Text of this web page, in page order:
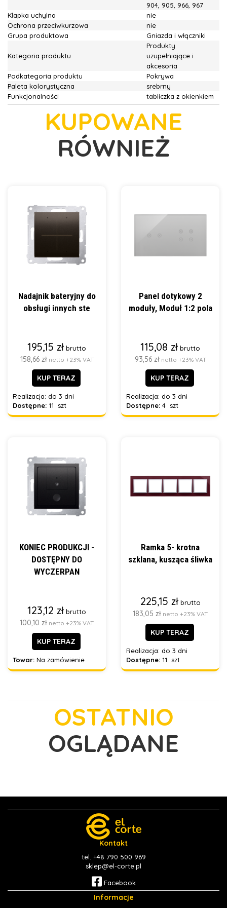
904, 905, 966, 967
Klapka uchylna
nie
Ochrona przeciwkurzowa
nie
Grupa produktowa
Gniazda i włączniki
Kategoria produktu
Produkty
uzupełniające i
akcesoria
Podkategoria produktu
Pokrywa
Paleta kolorystyczna
srebrny
Funkcjonalności
tabliczka z okienkiem
KUPOWANE
RÓWNIEŻ
Nadajnik bateryjny do
obsługi innych ste
195,15 zł brutto
158,66 zł netto +23% VAT
KUP TERAZ
Realizacja: do 3 dni
Dostępne: 11 szt
Panel dotykowy 2
moduły, Moduł 1:2 pola
115,08 zł brutto
93,56 zł netto +23% VAT
KUP TERAZ
Realizacja: do 3 dni
Dostępne:4 szt
KONIEC PRODUKCJI -
DOSTĘPNY DO
WYCZERPAN
123,12 zł brutto
100,10 zł netto +23% VAT
KUP TERAZ
Towar: Na zamówienie
Ramka 5- krotna
szklana, kusząca śliwka
225,15 zł brutto
183,05 zł netto +23% VAT
KUP TERAZ
Realizacja: do 3 dni
Dostępne: 11 szt
OSTATNIO
OGLĄDANE
Kontakt
tel. +48 790 500 969
sklep@el-corte.pl
Facebook
Informacje